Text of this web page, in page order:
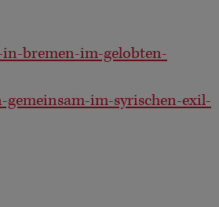
bremen-im-gelobten-
im-syrischen-exil-